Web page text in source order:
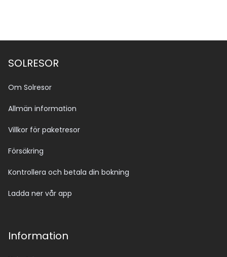
SOLRESOR
Om Solresor
Allmän information
Villkor för paketresor
Försäkring
Kontrollera och betala din bokning
Ladda ner vår app
Information